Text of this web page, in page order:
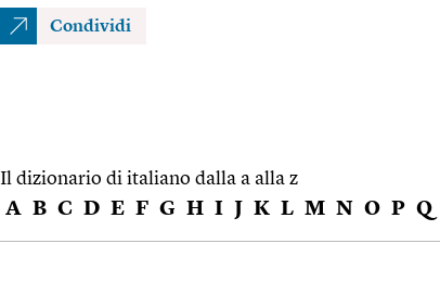
Condividi
Il dizionario di italiano dalla a alla z
A B C D E F G H I J K L M N O P Q